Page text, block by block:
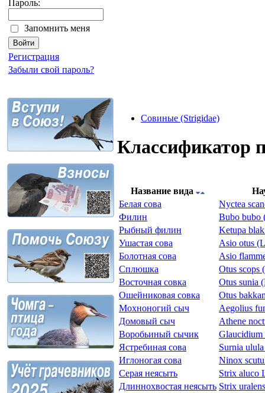
Пароль:
Запомнить меня
Регистрация
Забыли свой пароль?
Совиные (Strigidae)
Классификатор
Название вида
Белая сова
Nyctea
Филин
Bubo bubo
Рыбный филин
Ketupa
Ушастая сова
Asio otus
Болотная сова
Asio
Сплюшка
Otus scops
Восточная совка
Otus sunia
Ошейниковая совка
Otus
Мохноногий сыч
Aegolius
Домовый сыч
Athene
Воробьиный сычик
Glaucidium
Ястребиная сова
Surnia
Иглоногая сова
Ninox
Серая неясыть
Strix aluco
Длиннохвостая неясыть Strix